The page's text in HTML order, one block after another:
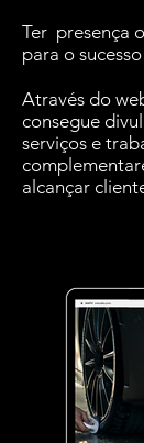
Ter presença
para o
Através do
consegue
serviços e
alcançar